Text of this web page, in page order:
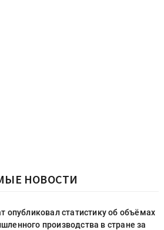
НОВОСТИ
опубликовал статистику об объёмах
производства в стране за